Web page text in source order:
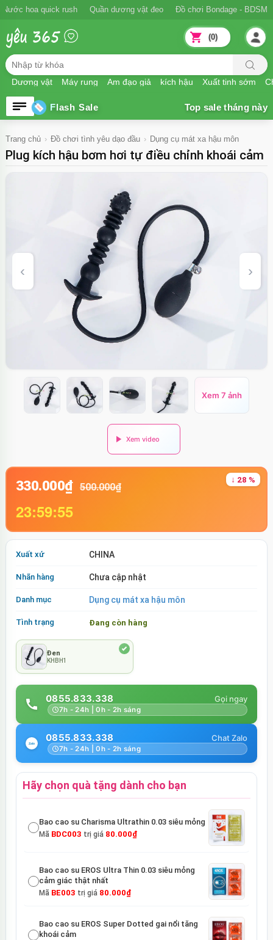
Ngăn xuất tinh sớm Nước hoa quick rush Quần dương vật đeo Đồ
Dương vật Máy rung Âm đạo giả kích hậu Xuất tinh sớm
(0)
Flash Sale
Trang chủ Đồ chơi tình yêu dạo đầu Dụng cụ mát xa hậu môn
Plug kích hậu bơm hơi tự điều chỉnh khoái cảm
Xem 7 ảnh
330.000₫ 500.000₫
↓ 28 %
23:59:54
Xuất xứ CHINA
Nhãn hàng Chưa cập nhật
Danh mục Dụng cụ mát xa hậu môn
Tình trạng Đang còn hàng
Đen
KHBH1
0855.833.338
7h - 24h | 0h - 2h sáng
0855.833.338
7h - 24h | 0h - 2h sáng
Hãy chọn quà tặng dành cho bạn
Bao cao su Charisma Ultrathin 0.03 siêu mỏng
Mã BDC003 trị giá 80.000₫
Bao cao su EROS Ultra Thin 0.03 siêu mỏng
cảm giác thật nhất
Mã BE003 trị giá 80.000₫
Bao cao su EROS Super Dotted gai nổi tăng
khoái cảm